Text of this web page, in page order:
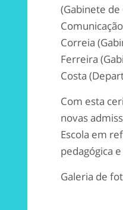
(Gabinete de
Correia
Ferreira
Costa
Com esta
novas
Escola em
pedagógica
Galeria de